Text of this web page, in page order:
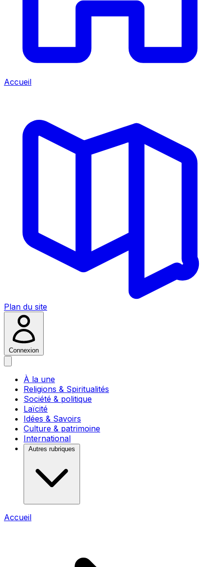
Accueil
Plan du site
Connexion
À la une
Religions & Spiritualités
Société & politique
Laïcité
Idées & Savoirs
Culture & patrimoine
International
Autres rubriques
Accueil